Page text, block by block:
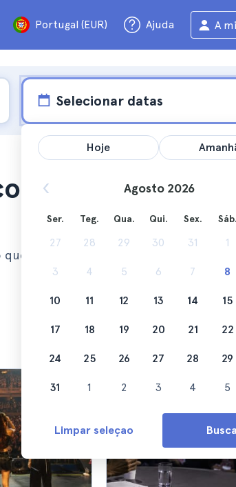
Portugal (EUR) Ajuda A
Selecionar datas
pode
Hoje
Agosto 2026
Ser. Teg. Qua. Qui. Sex. Sáb.
27 28 29 30 31 1
3 4 5 6 7 8
10 11 12 13 14 15
17 18 19 20 21 22
24 25 26 27 28 29
31 1 2 3 4 5
Limpar seleçao